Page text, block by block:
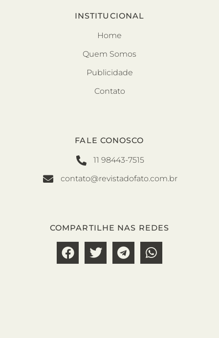
INSTITUCIONAL
Home
Quem Somos
Publicidade
Contato
FALE CONOSCO
11 98443-7515
contato@revistadofato.com.br
COMPARTILHE NAS REDES